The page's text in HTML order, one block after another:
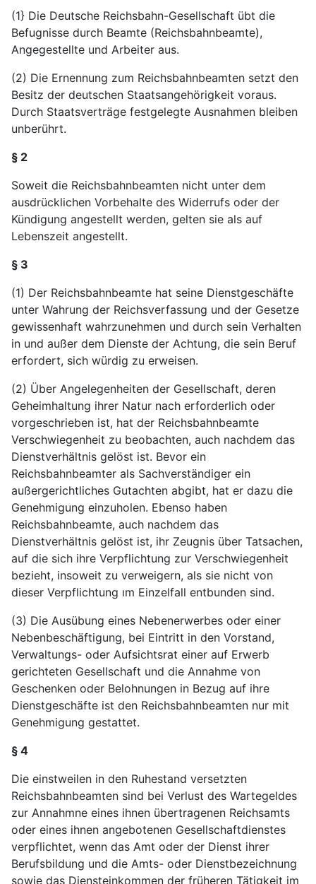
(1} Die Deutsche Reichsbahn-Gesellschaft übt die
Befugnisse durch Beamte (Reichsbahnbeamte),
Angegestellte und Arbeiter aus.
(2) Die Ernennung zum Reichsbahnbeamten setzt den
Besitz der deutschen Staatsangehörigkeit voraus.
Durch Staatsverträge festgelegte Ausnahmen bleiben
unberührt.
§ 2
Soweit die Reichsbahnbeamten nicht unter dem
ausdrücklichen Vorbehalte des Widerrufs oder der
Kündigung angestellt werden, gelten sie als auf
Lebenszeit angestellt.
§ 3
(1) Der Reichsbahnbeamte hat seine Dienstgeschäfte
unter Wahrung der Reichsverfassung und der Gesetze
gewissenhaft wahrzunehmen und durch sein Verhalten
in und außer dem Dienste der Achtung, die sein Beruf
erfordert, sich würdig zu erweisen.
(2) Über Angelegenheiten der Gesellschaft, deren
Geheimhaltung ihrer Natur nach erforderlich oder
vorgeschrieben ist, hat der Reichsbahnbeamte
Verschwiegenheit zu beobachten, auch nachdem das
Dienstverhältnis gelöst ist. Bevor ein
Reichsbahnbeamter als Sachverständiger ein
außergerichtliches Gutachten abgibt, hat er dazu die
Genehmigung einzuholen. Ebenso haben
Reichsbahnbeamte, auch nachdem das
Dienstverhältnis gelöst ist, ihr Zeugnis über Tatsachen,
auf die sich ihre Verpflichtung zur Verschwiegenheit
bezieht, insoweit zu verweigern, als sie nicht von
dieser Verpflichtung ım Einzelfall entbunden sind.
(3) Die Ausübung eines Nebenerwerbes oder einer
Nebenbeschäftigung, bei Eintritt in den Vorstand,
Verwaltungs- oder Aufsichtsrat einer auf Erwerb
gerichteten Gesellschaft und die Annahme von
Geschenken oder Belohnungen in Bezug auf ihre
Dienstgeschäfte ist den Reichsbahnbeamten nur mit
Genehmigung gestattet.
§ 4
Die einstweilen in den Ruhestand versetzten
Reichsbahnbeamten sind bei Verlust des Wartegeldes
zur Annahmne eines ihnen übertragenen Reichsamts
oder eines ihnen angebotenen Gesellschaftdienstes
verpflichtet, wenn das Amt oder der Dienst ihrer
Berufsbildung und die Amts- oder Dienstbezeichnung
sowie das Diensteinkommen der früheren Tätigkeit im